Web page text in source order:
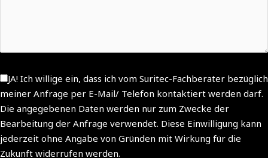
JA! Ich willige ein, dass ich vom Suritec-Fachberater bezüglich
meiner Anfrage per E-Mail/ Telefon kontaktiert werden darf.
Die angegebenen Daten werden nur zum Zwecke der
Bearbeitung der Anfrage verwendet. Diese Einwilligung kann
jederzeit ohne Angabe von Gründen mit Wirkung für die
Zukunft widerrufen werden.